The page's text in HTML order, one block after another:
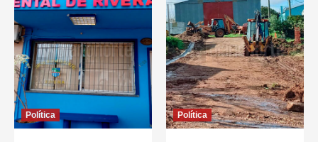
Política Política